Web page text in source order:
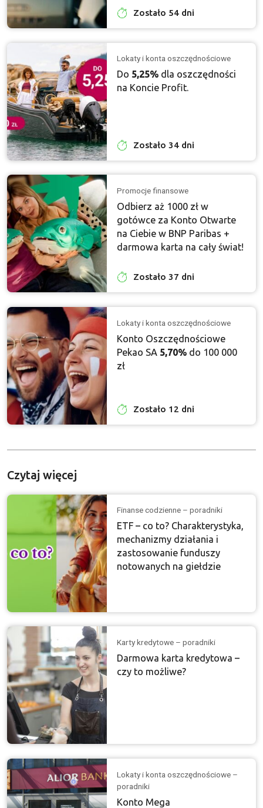
Zostało 54 dni
Lokaty i konta oszczędnościowe
Do 5,25% dla oszczędności
na Koncie Profit.
Zostało 34 dni
Promocje finansowe
Odbierz aż 1000 zł w
gotówce za Konto Otwarte
na Ciebie w BNP Paribas +
darmowa karta na cały świat!
Zostało 37 dni
Lokaty i konta oszczędnościowe
Konto Oszczędnościowe
Pekao SA 5,70% do 100 000
zł
Zostało 12 dni
Czytaj więcej
Finanse codzienne – poradniki
ETF – co to? Charakterystyka,
mechanizmy działania i
zastosowanie funduszy
notowanych na giełdzie
Karty kredytowe – poradniki
Darmowa karta kredytowa –
czy to możliwe?
Lokaty i konta oszczędnościowe –
poradniki
Konto Mega